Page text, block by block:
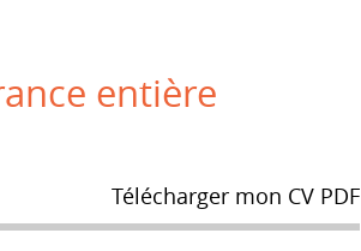
entière
Télécharger mon CV PDF